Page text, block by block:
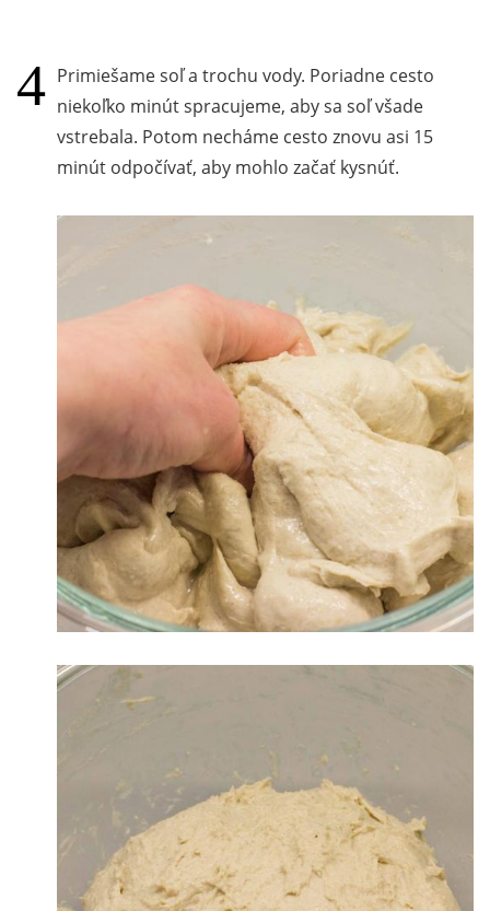
Primiešame soľ a trochu vody. Poriadne cesto
niekoľko minút spracujeme, aby sa soľ všade
vstrebala. Potom necháme cesto znovu asi 15
minút odpočívať, aby mohlo začať kysnúť.